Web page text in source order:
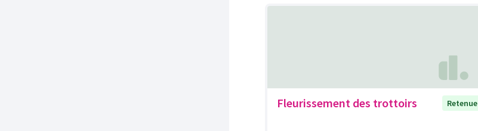
Fleurissement des trottoirs Retenue